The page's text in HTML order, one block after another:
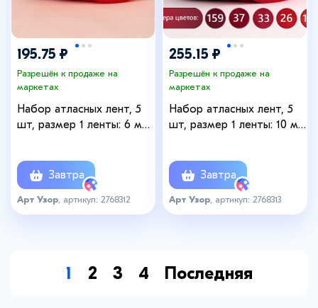
195.75 ₽
Разрешён к продаже на
маркетах
Набор атласных лент, 5
шт, размер 1 ленты: 6 мм
Завтра
Арт Узор , артикул: 2768312
255.15 ₽
Разрешён к продаже на
маркетах
Набор атласных лент, 5
шт, размер 1 ленты: 10 мм
Завтра
Арт Узор , артикул: 2768313
1 2 3 4 Последняя